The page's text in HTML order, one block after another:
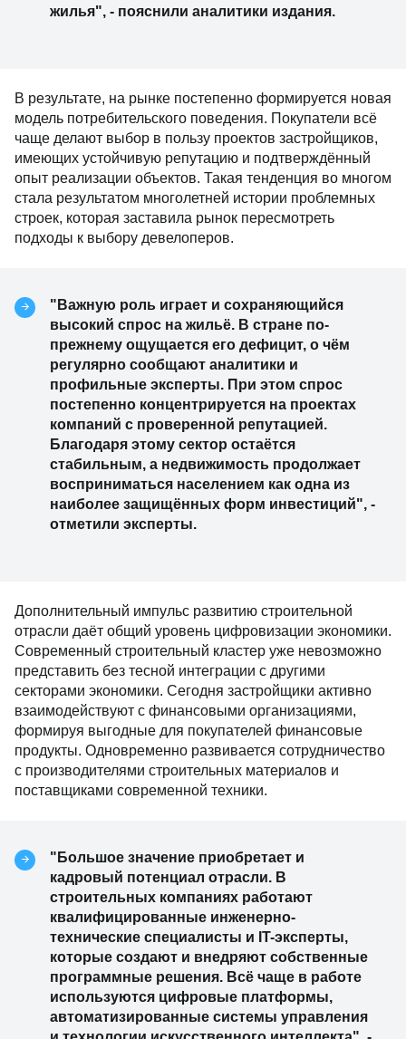
жилья", - пояснили аналитики издания.
В результате, на рынке постепенно формируется новая
модель потребительского поведения. Покупатели всё
чаще делают выбор в пользу проектов застройщиков,
имеющих устойчивую репутацию и подтверждённый
опыт реализации объектов. Такая тенденция во многом
стала результатом многолетней истории проблемных
строек, которая заставила рынок пересмотреть
подходы к выбору девелоперов.
"Важную роль играет и сохраняющийся
высокий спрос на жильё. В стране по-
прежнему ощущается его дефицит, о чём
регулярно сообщают аналитики и
профильные эксперты. При этом спрос
постепенно концентрируется на проектах
компаний с проверенной репутацией.
Благодаря этому сектор остаётся
стабильным, а недвижимость продолжает
восприниматься населением как одна из
наиболее защищённых форм инвестиций", -
отметили эксперты.
Дополнительный импульс развитию строительной
отрасли даёт общий уровень цифровизации экономики.
Современный строительный кластер уже невозможно
представить без тесной интеграции с другими
секторами экономики. Сегодня застройщики активно
взаимодействуют с финансовыми организациями,
формируя выгодные для покупателей финансовые
продукты. Одновременно развивается сотрудничество
с производителями строительных материалов и
поставщиками современной техники.
"Большое значение приобретает и
кадровый потенциал отрасли. В
строительных компаниях работают
квалифицированные инженерно-
технические специалисты и IT-эксперты,
которые создают и внедряют собственные
программные решения. Всё чаще в работе
используются цифровые платформы,
автоматизированные системы управления